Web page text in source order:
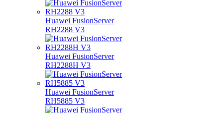
Huawei FusionServer
RH2288 V3
Huawei FusionServer
RH2288H V3
Huawei FusionServer
RH5885 V3